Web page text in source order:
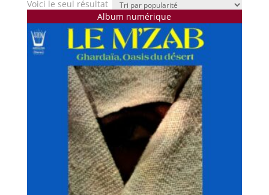
Voici le seul résultat
Album numérique